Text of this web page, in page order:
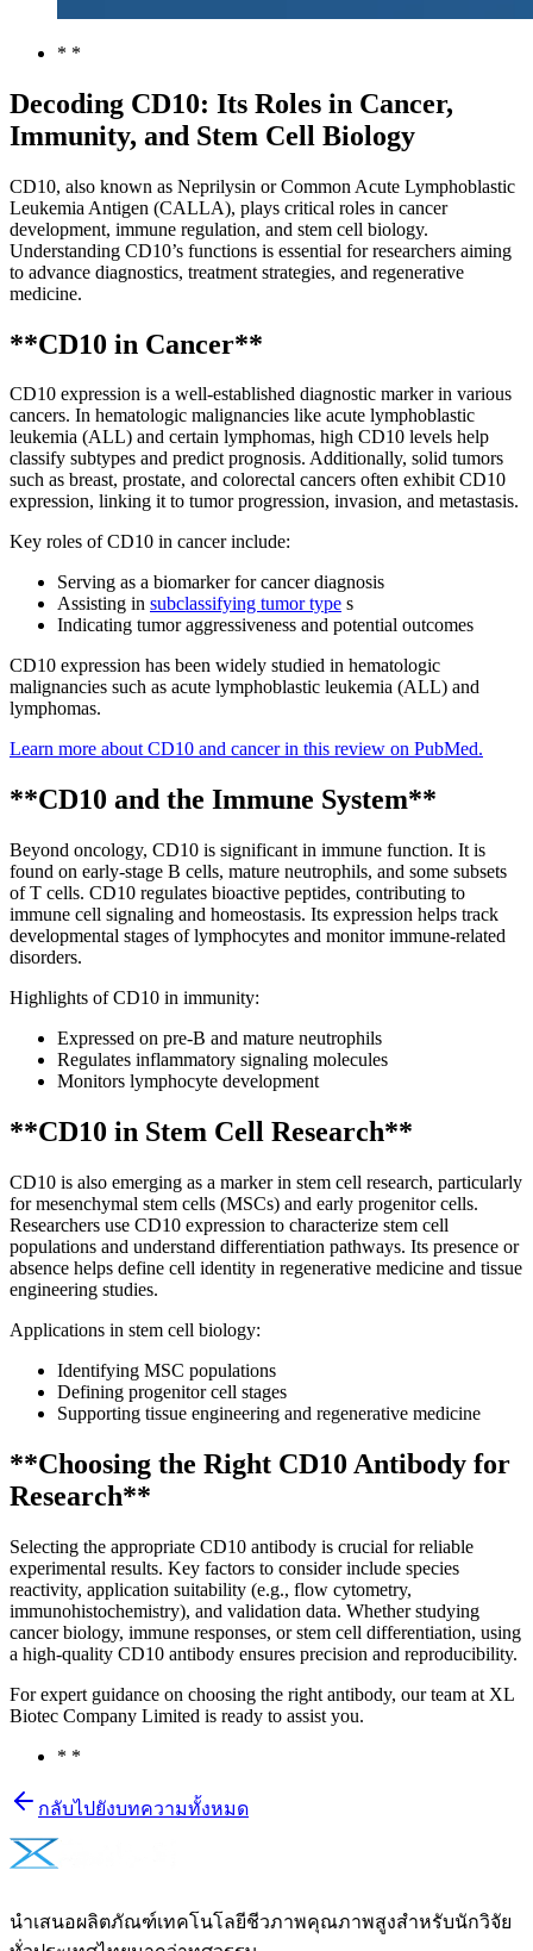
* *
Decoding CD10: Its Roles in Cancer,
Immunity, and Stem Cell Biology
CD10, also known as Neprilysin or Common Acute Lymphoblastic
Leukemia Antigen (CALLA), plays critical roles in cancer
development, immune regulation, and stem cell biology.
Understanding CD10’s functions is essential for researchers aiming
to advance diagnostics, treatment strategies, and regenerative
medicine.
**CD10 in Cancer**
CD10 expression is a well-established diagnostic marker in various
cancers. In hematologic malignancies like acute lymphoblastic
leukemia (ALL) and certain lymphomas, high CD10 levels help
classify subtypes and predict prognosis. Additionally, solid tumors
such as breast, prostate, and colorectal cancers often exhibit CD10
expression, linking it to tumor progression, invasion, and metastasis.
Key roles of CD10 in cancer include:
Serving as a biomarker for cancer diagnosis
Assisting in subclassifying tumor type s
Indicating tumor aggressiveness and potential outcomes
CD10 expression has been widely studied in hematologic
malignancies such as acute lymphoblastic leukemia (ALL) and
lymphomas.
Learn more about CD10 and cancer in this review on PubMed.
**CD10 and the Immune System**
Beyond oncology, CD10 is significant in immune function. It is
found on early-stage B cells, mature neutrophils, and some subsets
of T cells. CD10 regulates bioactive peptides, contributing to
immune cell signaling and homeostasis. Its expression helps track
developmental stages of lymphocytes and monitor immune-related
disorders.
Highlights of CD10 in immunity:
Expressed on pre-B and mature neutrophils
Regulates inflammatory signaling molecules
Monitors lymphocyte development
**CD10 in Stem Cell Research**
CD10 is also emerging as a marker in stem cell research, particularly
for mesenchymal stem cells (MSCs) and early progenitor cells.
Researchers use CD10 expression to characterize stem cell
populations and understand differentiation pathways. Its presence or
absence helps define cell identity in regenerative medicine and tissue
engineering studies.
Applications in stem cell biology:
Identifying MSC populations
Defining progenitor cell stages
Supporting tissue engineering and regenerative medicine
**Choosing the Right CD10 Antibody for
Research**
Selecting the appropriate CD10 antibody is crucial for reliable
experimental results. Key factors to consider include species
reactivity, application suitability (e.g., flow cytometry,
immunohistochemistry), and validation data. Whether studying
cancer biology, immune responses, or stem cell differentiation, using
a high-quality CD10 antibody ensures precision and reproducibility.
For expert guidance on choosing the right antibody, our team at XL
Biotec Company Limited is ready to assist you.
* *
กลับไปยังบทความทั้งหมด
นำเสนอผลิตภัณฑ์เทคโนโลยีชีวภาพคุณภาพสูงสำหรับนักวิจัย